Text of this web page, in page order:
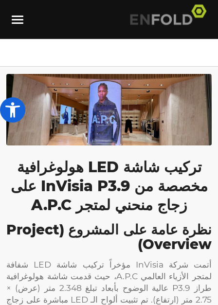
تركيب شاشة LED هولوغرافية
مخصصة من InVisia P3.9 على
زجاج منحني لمتجر A.P.C
نظرة عامة على المشروع (Project
Overview)
أتمت شركة InVisia مؤخراً تركيب شاشة LED شفافة
لمتجر الأزياء العالمي A.P.C، حيث قدمت شاشة هولوغرافية
طراز P3.9 عالية الوضوح بأبعاد تبلغ 2.348 متر (عرض) ×
2.75 متر (ارتفاع). تم تثبيت ألواح الـ LED مباشرة على زجاج